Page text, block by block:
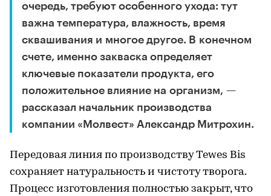
очередь, требуют особенного ухода: тут
важна температура, влажность, время
сквашивания и многое другое. В конечном
счете, именно закваска определяет
ключевые показатели продукта, его
положительное влияние на организм, —
рассказал начальник производства
компании «Молвест» Александр Митрохин.
Передовая линия по производству Tewes Bis
сохраняет натуральность и чистоту творога.
Процесс изготовления полностью закрыт, что